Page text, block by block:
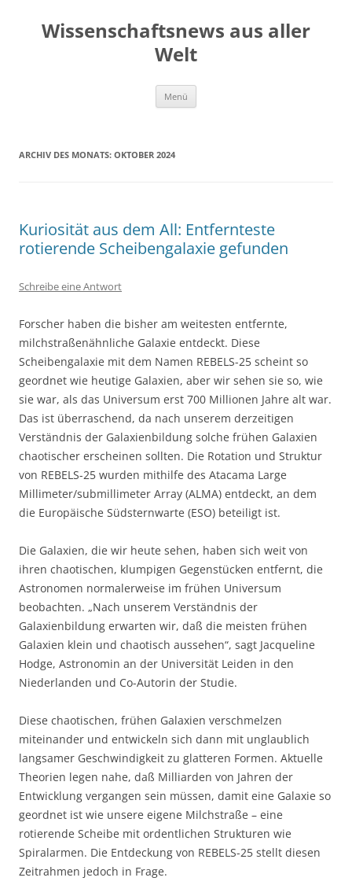
springen
Wissenschaftsnews aus aller
Welt
Menü
ARCHIV DES MONATS: OKTOBER 2024
Kuriosität aus dem All: Entfernteste
rotierende Scheibengalaxie gefunden
Schreibe eine Antwort
Forscher haben die bisher am weitesten entfernte,
milchstraßenähnliche Galaxie entdeckt. Diese
Scheibengalaxie mit dem Namen REBELS-25 scheint so
geordnet wie heutige Galaxien, aber wir sehen sie so, wie
sie war, als das Universum erst 700 Millionen Jahre alt war.
Das ist überraschend, da nach unserem derzeitigen
Verständnis der Galaxienbildung solche frühen Galaxien
chaotischer erscheinen sollten. Die Rotation und Struktur
von REBELS-25 wurden mithilfe des Atacama Large
Millimeter/submillimeter Array (ALMA) entdeckt, an dem
die Europäische Südsternwarte (ESO) beteiligt ist.
Die Galaxien, die wir heute sehen, haben sich weit von
ihren chaotischen, klumpigen Gegenstücken entfernt, die
Astronomen normalerweise im frühen Universum
beobachten. „Nach unserem Verständnis der
Galaxienbildung erwarten wir, daß die meisten frühen
Galaxien klein und chaotisch aussehen“, sagt Jacqueline
Hodge, Astronomin an der Universität Leiden in den
Niederlanden und Co-Autorin der Studie.
Diese chaotischen, frühen Galaxien verschmelzen
miteinander und entwickeln sich dann mit unglaublich
langsamer Geschwindigkeit zu glatteren Formen. Aktuelle
Theorien legen nahe, daß Milliarden von Jahren der
Entwicklung vergangen sein müssen, damit eine Galaxie so
geordnet ist wie unsere eigene Milchstraße – eine
rotierende Scheibe mit ordentlichen Strukturen wie
Spiralarmen. Die Entdeckung von REBELS-25 stellt diesen
Zeitrahmen jedoch in Frage.